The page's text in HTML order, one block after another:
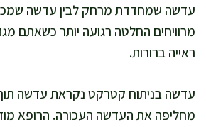
עדשה שמחדדת מרחק לבין עדשה
מרוויחים החלטה רגועה יותר כשאתם
ראייה ברורות.
עדשה בניתוח קטרקט נקראת עדשה תוך
מחליפה את העדשה העכורה. הרופא